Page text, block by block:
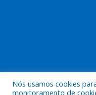
Todos
Nós usamos cookies
monitoramento de